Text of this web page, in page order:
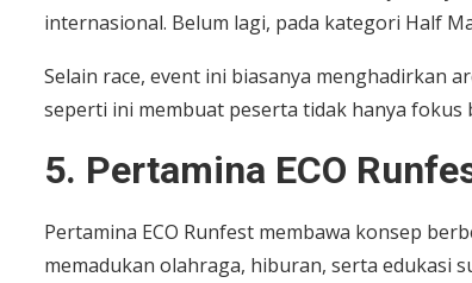
internasional. Belum lagi, pada kategori Half
Selain race, event ini biasanya menghadirkan
seperti ini membuat peserta tidak hanya
5. Pertamina ECO
Pertamina ECO Runfest membawa konsep
memadukan olahraga, hiburan, serta edukasi